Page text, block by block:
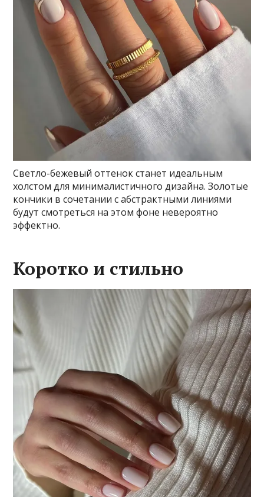
Светло-бежевый оттенок станет идеальным
холстом для минималистичного дизайна. Золотые
кончики в сочетании с абстрактными линиями
будут смотреться на этом фоне невероятно
эффектно.
Коротко и стильно